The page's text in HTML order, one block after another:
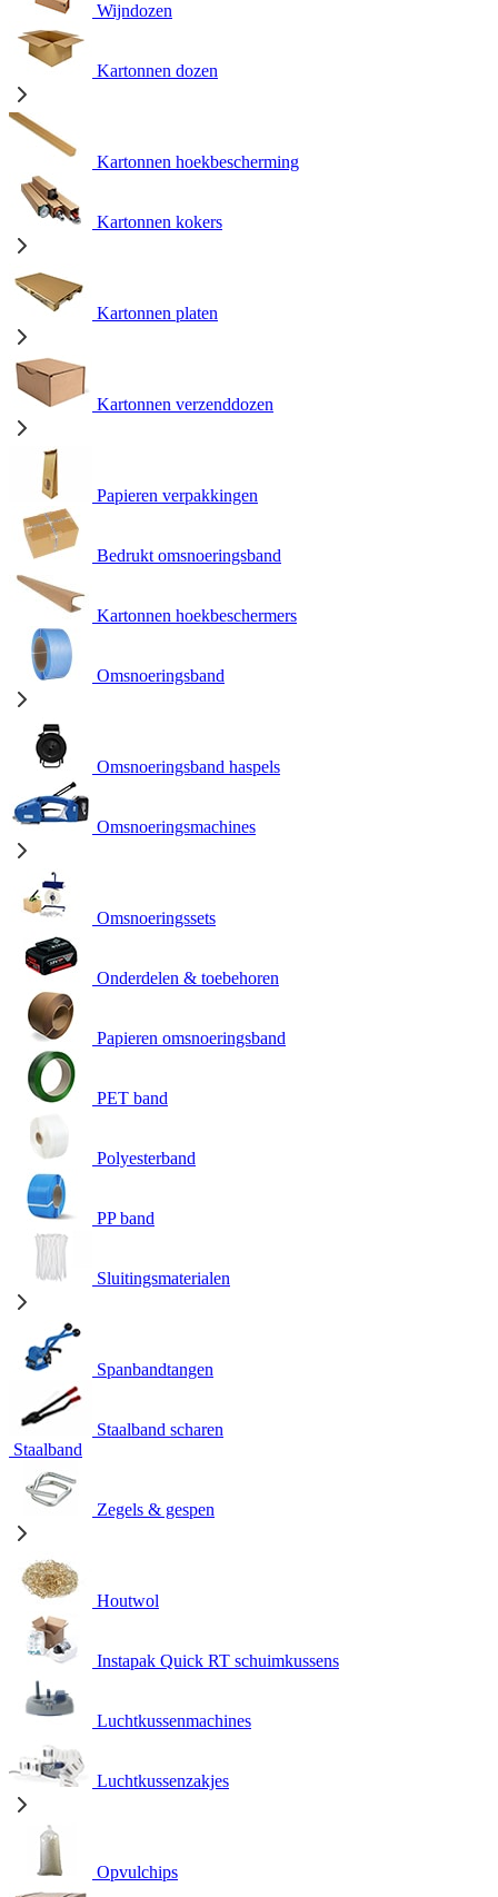
Wijndozen
Kartonnen dozen
Kartonnen hoekbescherming
Kartonnen kokers
Kartonnen platen
Kartonnen verzenddozen
Papieren verpakkingen
Bedrukt omsnoeringsband
Kartonnen hoekbeschermers
Omsnoeringsband
Omsnoeringsband haspels
Omsnoeringsmachines
Omsnoeringssets
Onderdelen & toebehoren
Papieren omsnoeringsband
PET band
Polyesterband
PP band
Sluitingsmaterialen
Spanbandtangen
Staalband scharen
Staalband
Zegels & gespen
Houtwol
Instapak Quick RT schuimkussens
Luchtkussenmachines
Luchtkussenzakjes
Opvulchips